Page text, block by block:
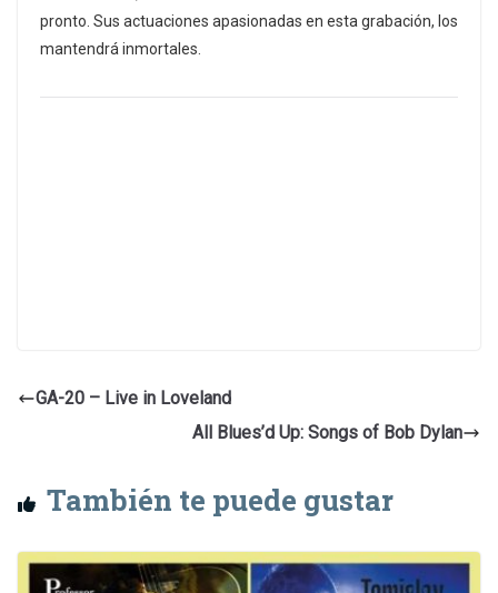
pronto. Sus actuaciones apasionadas en esta grabación, los
mantendrá inmortales.
GA-20 – Live in Loveland
All Blues’d Up: Songs of Bob Dylan
También te puede gustar